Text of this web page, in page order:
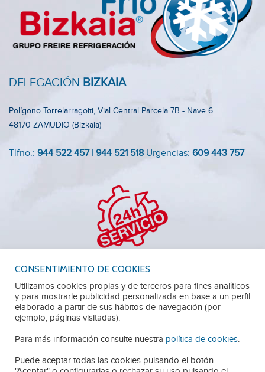
DELEGACIÓN BIZKAIA
Polígono Torrelarragoiti, Vial Central Parcela 7B - Nave 6
48170 ZAMUDIO (Bizkaia)
Tlfno.: 944 522 457 | 944 521 518 Urgencias: 609 443 757
TRABAJA CON NOSOTROS AVISO LEGAL
POLÍTICA DE PRIVACIDAD POLÍTICA DE COOKIES
CONSENTIMIENTO DE COOKIES
Utilizamos cookies propias y de terceros para fines analíticos
y para mostrarle publicidad personalizada en base a un perfil
elaborado a partir de sus hábitos de navegación (por
ejemplo, páginas visitadas).
Para más información consulte nuestra política de cookies.
Puede aceptar todas las cookies pulsando el botón